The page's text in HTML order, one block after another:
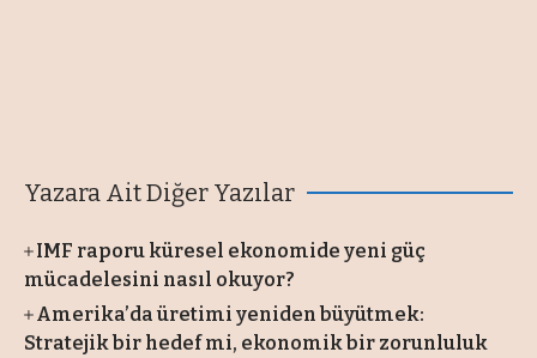
Yazara Ait Diğer Yazılar
IMF raporu küresel ekonomide yeni güç
mücadelesini nasıl okuyor?
Amerika’da üretimi yeniden büyütmek:
Stratejik bir hedef mi, ekonomik bir zorunluluk